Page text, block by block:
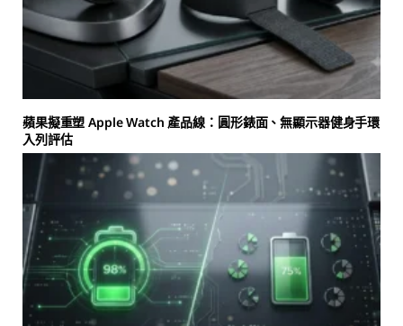
蘋果擬重塑 Apple Watch 產品線：圓形錶面、無顯示器健身手環
入列評估